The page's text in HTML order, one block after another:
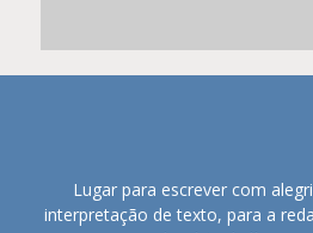
Lugar para escrever com
interpretação de texto, para a